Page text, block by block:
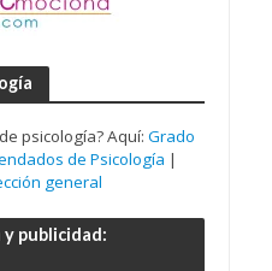
psicología? Aquí: Grado
de Psicología |
general
y publicidad: